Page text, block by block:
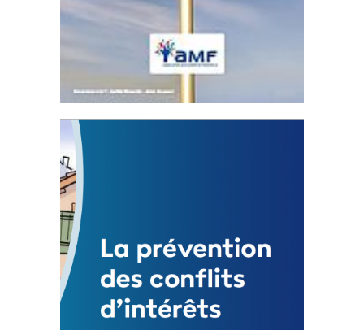
Statut de l’élu local
3 avril 2024
Mise à jour avril 2024
FEUILLETER